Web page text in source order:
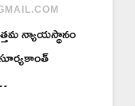
న్యాయస్థానం